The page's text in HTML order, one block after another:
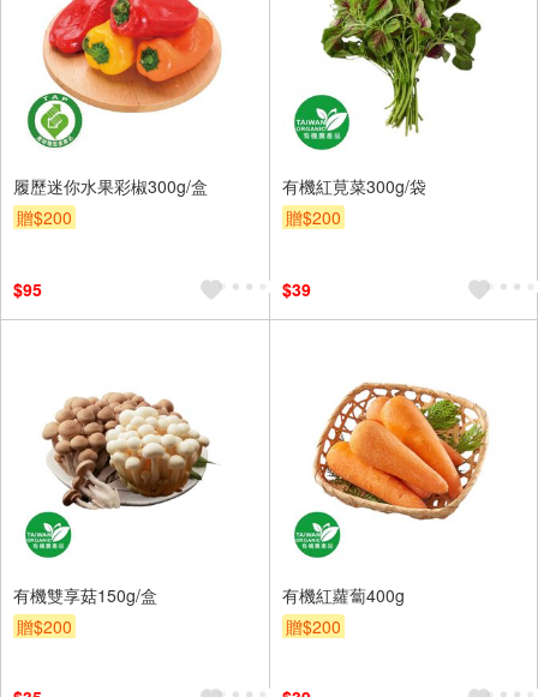
履歷迷你水果彩椒300g/盒
贈$200
$95
有機紅莧菜300g/袋
贈$200
$39
有機雙享菇150g/盒
贈$200
有機紅蘿蔔400g
贈$200